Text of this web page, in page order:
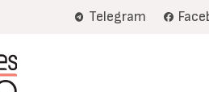
Telegram